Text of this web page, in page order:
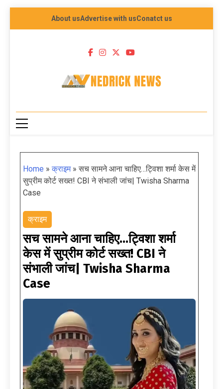
About usAdvertise with usConatct us
NEDRICK NEWS
Home »क्राइम»सच सामने आना चाहिए…ट्विशा शर्मा केस में
सुप्रीम कोर्ट सख्त! CBI ने संभाली जांच| Twisha Sharma
Case
क्राइम
सच सामने आना चाहिए…ट्विशा शर्मा
केस में सुप्रीम कोर्ट सख्त! CBI ने
संभाली जांच| Twisha Sharma
Case